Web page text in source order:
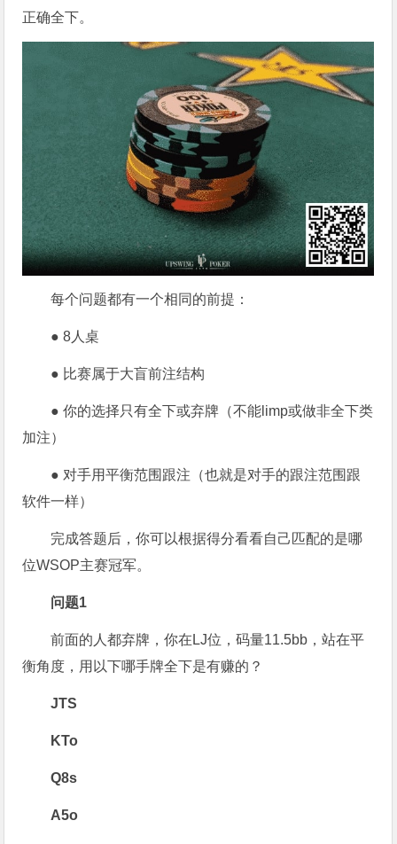
正确全下。
每个问题都有一个相同的前提：
● 8人桌
● 比赛属于大盲前注结构
● 你的选择只有全下或弃牌（不能limp或做非全下类
加注）
● 对手用平衡范围跟注（也就是对手的跟注范围跟
软件一样）
完成答题后，你可以根据得分看看自己匹配的是哪
位WSOP主赛冠军。
问题1
前面的人都弃牌，你在LJ位，码量11.5bb，站在平
衡角度，用以下哪手牌全下是有赚的？
JTS
KTo
Q8s
A5o